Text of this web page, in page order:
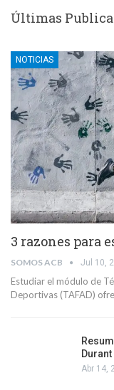
Últimas
NOTICIAS
3 razones para
SOMOS ACB Jul 10,
Estudiar el módulo de
Deportivas (TAFAD)
Abr 14,